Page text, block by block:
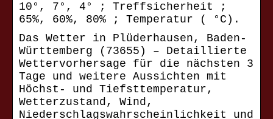
10°, 7°, 4° ; Treffsicherheit ;
65%, 60%, 80% ; Temperatur ( °C).
Das Wetter in Plüderhausen, Baden-
Württemberg (73655) – Detaillierte
Wettervorhersage für die nächsten 3
Tage und weitere Aussichten mit
Höchst- und Tiefsttemperatur,
Wetterzustand, Wind,
Niederschlagswahrscheinlichkeit und